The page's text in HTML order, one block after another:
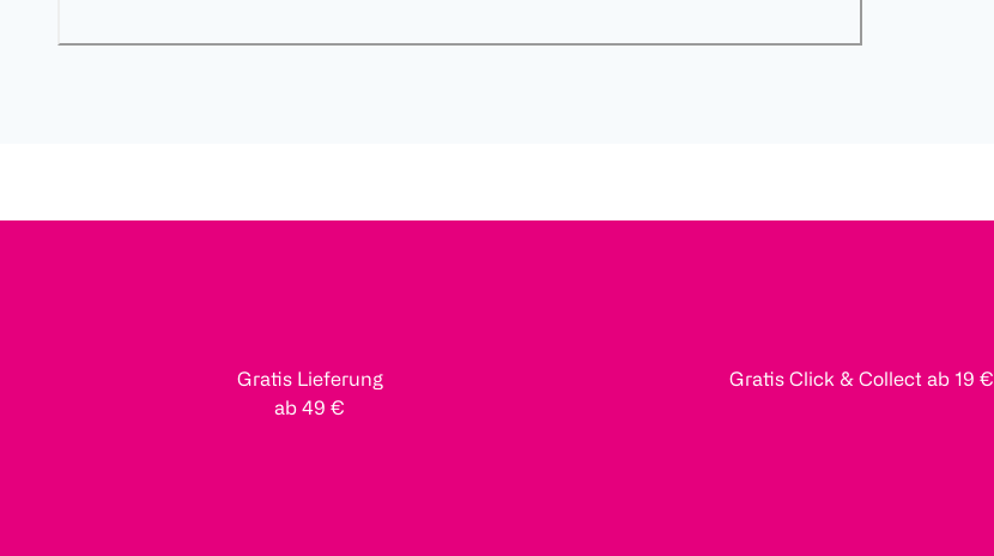
Gratis Lieferung
ab 49 €
Gratis Click & Collect ab 19 €